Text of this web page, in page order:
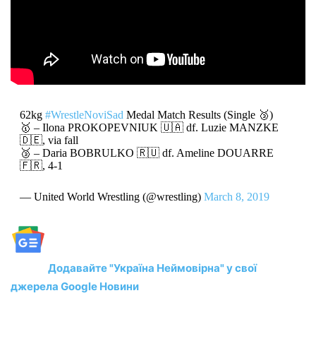
62kg #WrestleNoviSad Medal Match Results (Single 🥉)
🥇 – Ilona PROKOPEVNIUK 🇺🇦 df. Luzie MANZKE
🇩🇪, via fall
🥉 – Daria BOBRULKO 🇷🇺 df. Ameline DOUARRE
🇫🇷, 4-1
— United World Wrestling (@wrestling) March 8, 2019
Додавайте "Україна Неймовірна" у свої
джерела Google Новини